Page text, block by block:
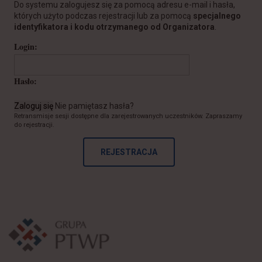
Do systemu zalogujesz się za pomocą adresu e-mail i hasła,
których użyto podczas rejestracji lub za pomocą specjalnego
identyfikatora i kodu otrzymanego od Organizatora
Login:
Hasło:
Zaloguj się Nie pamiętasz hasła?
Retransmisje sesji dostępne dla zarejestrowanych uczestników. Zapraszamy
do rejestracji.
REJESTRACJA